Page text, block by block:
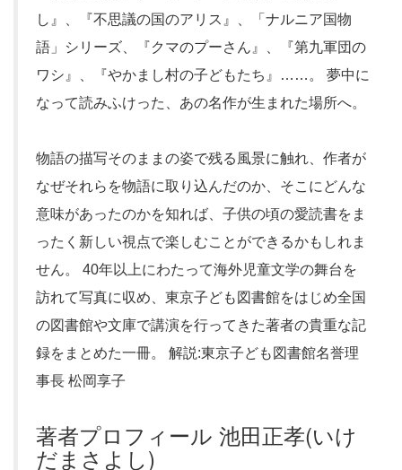
し』、『不思議の国のアリス』、「ナルニア国物
語」シリーズ、『クマのプーさん』、『第九軍団の
ワシ』、『やかまし村の子どもたち』……。 夢中に
なって読みふけった、あの名作が生まれた場所へ。
物語の描写そのままの姿で残る風景に触れ、作者が
なぜそれらを物語に取り込んだのか、そこにどんな
意味があったのかを知れば、子供の頃の愛読書をま
ったく新しい視点で楽しむことができるかもしれま
せん。 40年以上にわたって海外児童文学の舞台を
訪れて写真に収め、東京子ども図書館をはじめ全国
の図書館や文庫で講演を行ってきた著者の貴重な記
録をまとめた一冊。 解説:東京子ども図書館名誉理
事長 松岡享子
著者プロフィール 池田正孝(いけ
だまさよし)